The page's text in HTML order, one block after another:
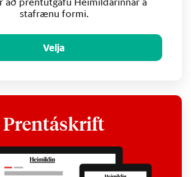
stafrænu formi.
Velja
Prentáskrift